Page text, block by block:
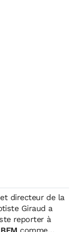
directeur de la
reporter à